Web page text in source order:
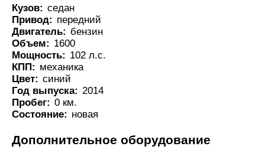
Кузов: седан
Привод: передний
Двигатель: бензин
Объем: 1600
Мощность: 102 л.с.
КПП: механика
Цвет: синий
Год выпуска: 2014
Пробег: 0 км.
Состояние: новая
Дополнительное оборудование